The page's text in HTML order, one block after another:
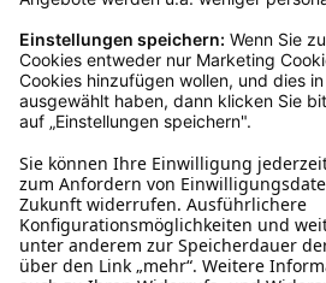
Mo – Fr 9 – 17 Uhr, Sa 9 – 13 Uhr
Ruf uns an
Schreibe uns
verkauf@schecker.de